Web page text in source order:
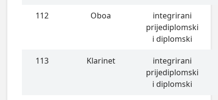
112 Oboa
integrirani
prijediplomski
i diplomski
113 Klarinet
integrirani
prijediplomski
i diplomski